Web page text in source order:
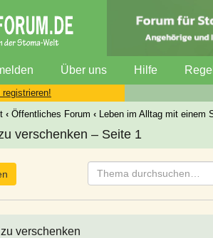
Über uns Hilfe
‹ Öffentliches Forum ‹ Leben im Alltag mit einem
verschenken – Seite 1
verschenken